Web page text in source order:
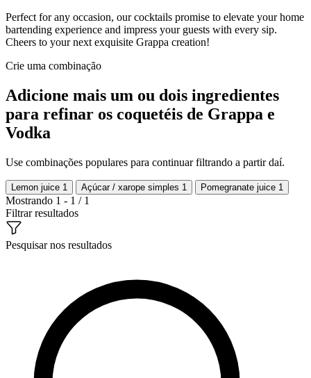
Perfect for any occasion, our cocktails promise to elevate your home
bartending experience and impress your guests with every sip.
Cheers to your next exquisite Grappa creation!
Crie uma combinação
Adicione mais um ou dois ingredientes
para refinar os coquetéis de Grappa e
Vodka
Use combinações populares para continuar filtrando a partir daí.
Lemon juice 1 Açúcar / xarope simples 1 Pomegranate juice 1
Mostrando 1 - 1 / 1
Filtrar resultados
Pesquisar nos resultados